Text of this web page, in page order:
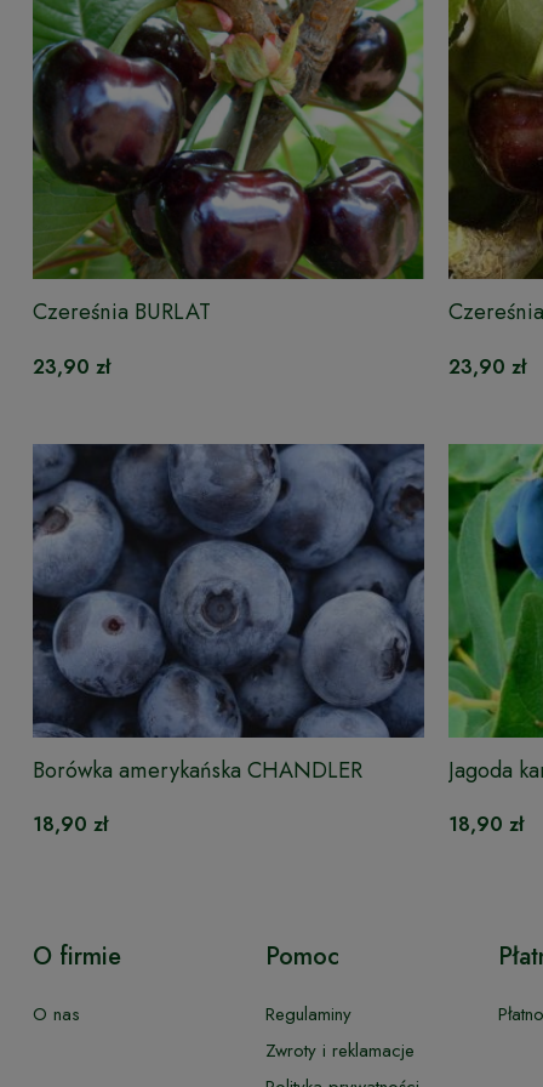
Czereśnia BURLAT
23,90 zł 23,90 zł
Borówka amerykańska CHANDLER
18,90 zł
Jagoda
18,90 zł
O firmie
O nas
Pomoc
Regulaminy
Zwroty i reklamacje